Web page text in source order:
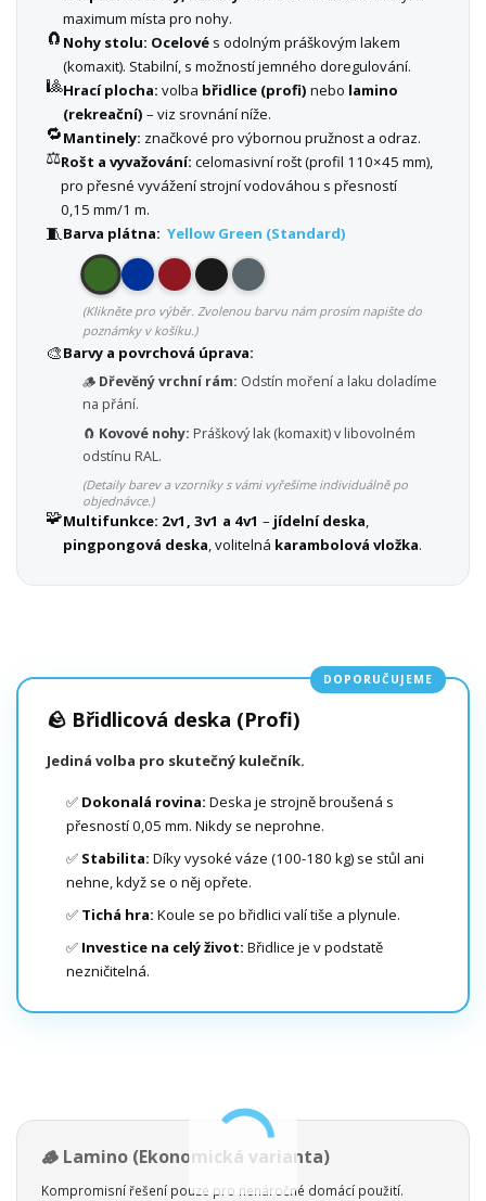
maximum místa pro nohy.
🧲 Nohy stolu: Ocelové s odolným práškovým lakem
(komaxit). Stabilní, s možností jemného doregulování.
🎱Hrací plocha: volba břidlice (profi) nebo lamino
(rekreační) – viz srovnání níže.
🔁Mantinely: značkové pro výbornou pružnost a odraz.
⚖️Rošt a vyvažování: celomasivní rošt (profil 110×45 mm),
pro přesné vyvážení strojní vodováhou s přesností
0,15 mm/1 m.
🧵Barva plátna: Yellow Green (Standard)
(Klikněte pro výběr. Zvolenou barvu nám prosím napište do
poznámky v košíku.)
🎨Barvy a povrchová úprava:
🪵 Dřevěný vrchní rám: Odstín moření a laku doladíme
na přání.
🧲 Kovové nohy: Práškový lak (komaxit) v libovolném
odstínu RAL.
(Detaily barev a vzorníky s vámi vyřešíme individuálně po
objednávce.)
🧩Multifunkce: 2v1, 3v1 a 4v1 – jídelní deska,
pingpongová deska, volitelná karambolová vložka.
DOPORUČUJEME
🪨 Břidlicová deska (Profi)
Jediná volba pro skutečný kulečník.
✅ Dokonalá rovina: Deska je strojně broušená s
přesností 0,05 mm. Nikdy se neprohne.
✅ Stabilita: Díky vysoké váze (100-180 kg) se stůl ani
nehne, když se o něj opřete.
✅ Tichá hra: Koule se po břidlici valí tiše a plynule.
✅ Investice na celý život: Břidlice je v podstatě
nezničitelná.
🪵 Lamino (Ekonomická varianta)
Kompromisní řešení pouze pro nenáročné domácí použití.